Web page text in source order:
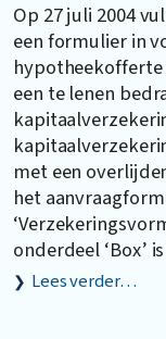
Op 27 juli 2004
een formulier in
een te lenen
met een
het
onderdeel ‘Box’
Lees verder…